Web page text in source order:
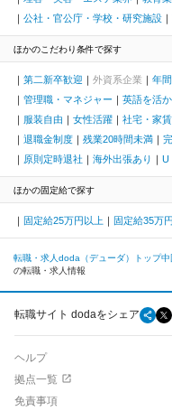
公社・官公庁・学校・研究施設
ほかのこだわり条件で探す
第二新卒歓迎 外資系企業 年
管理職・マネジャー
英語を活
服装自由
女性活躍 社宅・家
退職金制度
残業20時間未満
原則定時退社
海外出張あり U
ほかの固定給で探す
固定給25万円以上 固定給35万
転職・求人doda（デューダ）トップ中
の転職・求人情報
転職サイト dodaをシェア
ヘルプ
拠点一覧
免責事項